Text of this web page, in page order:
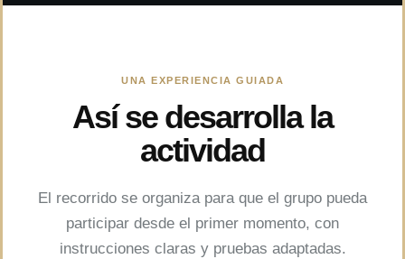
UNA EXPERIENCIA GUIADA
Así se desarrolla la
actividad
El recorrido se organiza para que el grupo pueda
participar desde el primer momento, con
instrucciones claras y pruebas adaptadas.